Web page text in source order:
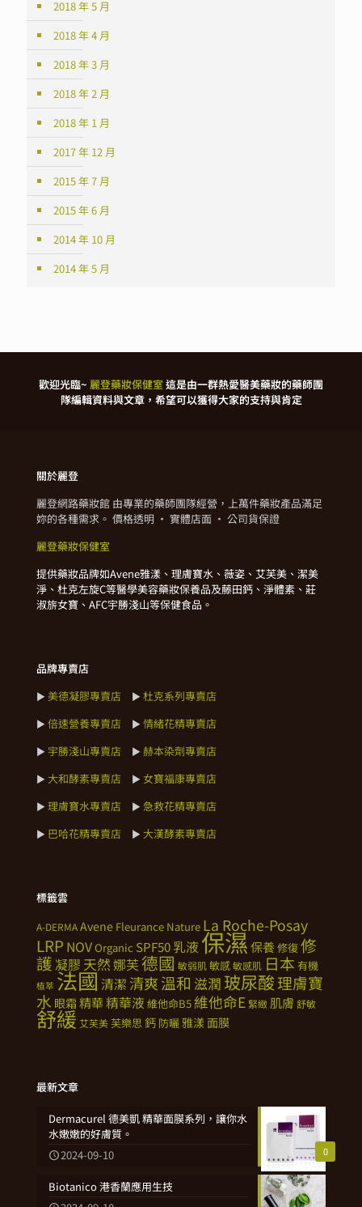
2018 年 5 月
2018 年 4 月
2018 年 3 月
2018 年 2 月
2018 年 1 月
2017 年 12 月
2015 年 7 月
2015 年 6 月
2014 年 10 月
2014 年 5 月
歡迎光臨~ 麗登藥妝保健室這是由一群熱愛醫美藥妝的藥師團
隊編輯資料與文章，希望可以獲得大家的支持與肯定
關於麗登
麗登網路藥妝館 由專業的藥師團隊經營，上萬件藥妝產品滿足
妳的各種需求。 價格透明 · 實體店面 · 公司貨保證
麗登藥妝保健室
提供藥妝品牌如Avene雅漾、理膚寶水、薇姿、艾芙美、潔美
淨、杜克左旋C等醫學美容藥妝保養品及藤田鈣、淨體素、莊
淑旂女寶、AFC宇勝淺山等保健食品。
品牌專賣店
► 美德凝膠專賣店 ► 杜克系列專賣店
► 倍速營養專賣店 ► 情緒花精專賣店
► 宇勝淺山專賣店 ► 赫本染劑專賣店
► 大和酵素專賣店 ► 女寶福康專賣店
► 理膚寶水專賣店 ► 急救花精專賣店
► 巴哈花精專賣店 ► 大漢酵素專賣店
標籤雲
A-DERMAAvene Fleurance Nature La Roche-Posay
LRP NOVOrganic SPF50乳液 保濕保養修復修
護凝膠 天然娜芙德國 敏弱肌敏感敏感肌 日本 有機
植萃 法國清潔 清爽溫和 滋潤 玻尿酸理膚寶
水 眼霜 精華精華液 維他命B5 維他命E 緊緻 肌膚 舒敏
舒緩 艾芙美芙樂思鈣 防曬雅漾面膜
最新文章
0
Dermacurel 德美凱 精華面膜系列，讓你水
水嫩嫩的好膚質。
2024-09-10
Biotanico 港香蘭應用生技